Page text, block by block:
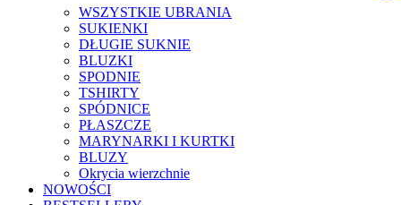
WSZYSTKIE UBRANIA
SUKIENKI
DŁUGIE SUKNIE
BLUZKI
SPODNIE
TSHIRTY
SPÓDNICE
PŁASZCZE
MARYNARKI I KURTKI
BLUZY
Okrycia wierzchnie
NOWOŚCI